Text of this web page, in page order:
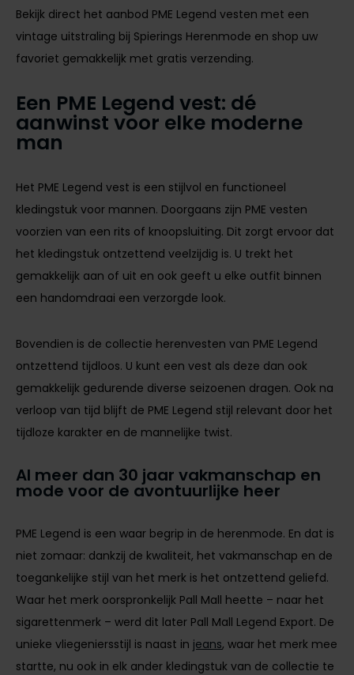
Bekijk direct het aanbod PME Legend vesten met een
vintage uitstraling bij Spierings Herenmode en shop uw
favoriet gemakkelijk met gratis verzending.
Een PME Legend vest: dé
aanwinst voor elke moderne
man
Het PME Legend vest is een stijlvol en functioneel
kledingstuk voor mannen. Doorgaans zijn PME vesten
voorzien van een rits of knoopsluiting. Dit zorgt ervoor dat
het kledingstuk ontzettend veelzijdig is. U trekt het
gemakkelijk aan of uit en ook geeft u elke outfit binnen
een handomdraai een verzorgde look.
Bovendien is de collectie herenvesten van PME Legend
ontzettend tijdloos. U kunt een vest als deze dan ook
gemakkelijk gedurende diverse seizoenen dragen. Ook na
verloop van tijd blijft de PME Legend stijl relevant door het
tijdloze karakter en de mannelijke twist.
Al meer dan 30 jaar vakmanschap en
mode voor de avontuurlijke heer
PME Legend is een waar begrip in de herenmode. En dat is
niet zomaar: dankzij de kwaliteit, het vakmanschap en de
toegankelijke stijl van het merk is het ontzettend geliefd.
Waar het merk oorspronkelijk Pall Mall heette – naar het
sigarettenmerk – werd dit later Pall Mall Legend Export. De
unieke vliegeniersstijl is naast in jeans, waar het merk mee
startte, nu ook in elk ander kledingstuk van de collectie te